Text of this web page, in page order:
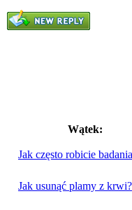
Wątek:
Jak często robicie
Jak usunąć plamy z krwi?